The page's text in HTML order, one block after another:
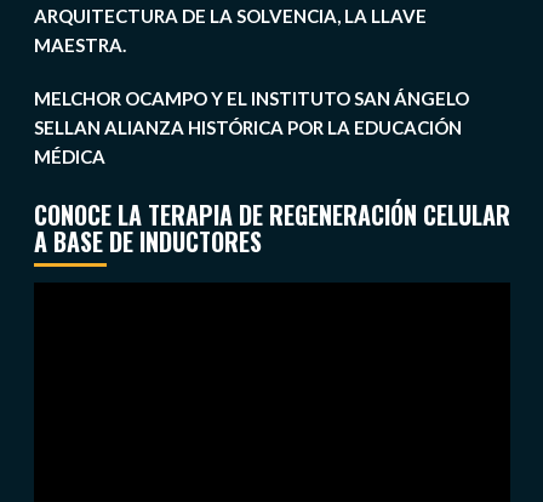
ARQUITECTURA DE LA SOLVENCIA, LA LLAVE
MAESTRA.
MELCHOR OCAMPO Y EL INSTITUTO SAN ÁNGELO
SELLAN ALIANZA HISTÓRICA POR LA EDUCACIÓN
MÉDICA
CONOCE LA TERAPIA DE REGENERACIÓN CELULAR
A BASE DE INDUCTORES